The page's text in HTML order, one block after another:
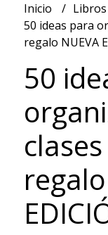
Inicio
Libros
50 ideas para
regalo NUEVA
50